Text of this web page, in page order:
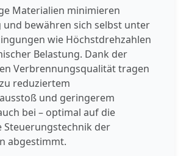
Materialien minimieren
und bewähren sich selbst unter
wie Höchstdrehzahlen
Belastung. Dank der
Verbrennungsqualität tragen
reduziertem
und geringerem
bei – optimal auf die
Steuerungstechnik der
abgestimmt.